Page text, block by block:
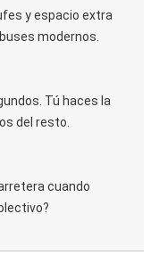
y espacio extra
modernos.
Tú haces la
del resto.
cuando